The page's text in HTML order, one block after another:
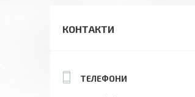
КОНТАКТИ